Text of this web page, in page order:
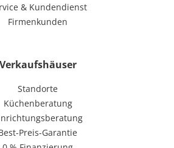
& Kundendienst
Firmenkunden
Verkaufshäuser
Standorte
Küchenberatung
Preis-Garantie